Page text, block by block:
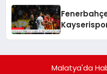
Malatya'da